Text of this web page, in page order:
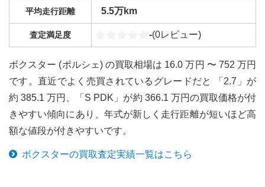
平均走行距離 5.5万km
査定満足度 -(0レビュー)
ボクスター (ポルシェ) の買取相場は 16.0 万円 〜 752 万円
です。直近でよく売買されているグレードだと 「2.7」が
約 385.1 万円、「S PDK」が約 366.1 万円の買取価格が付
きやすい傾向にあり、年式が新しく走行距離が短いほど高
額な値段が付きやすいです。
ボクスターの買取査定実績一覧はこちら